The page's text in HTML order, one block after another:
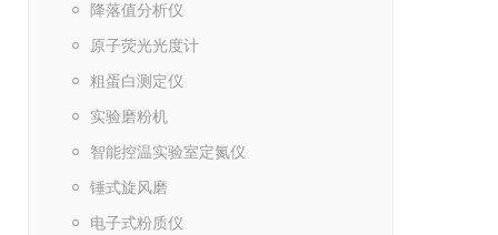
降落值分析仪
原子荧光光度计
粗蛋白测定仪
实验磨粉机
智能控温实验室定氮仪
锤式旋风磨
电子式粉质仪